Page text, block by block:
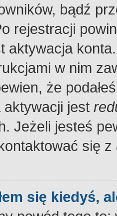
bądź
rejestracji
aktywacja
w nim
że
jest
Jeżeli jesteś
się
się kiedyś,